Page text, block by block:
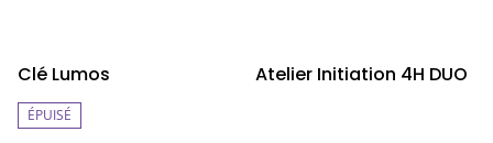
Clé Lumos
ÉPUISÉ
Atelier Initiation 4H DUO